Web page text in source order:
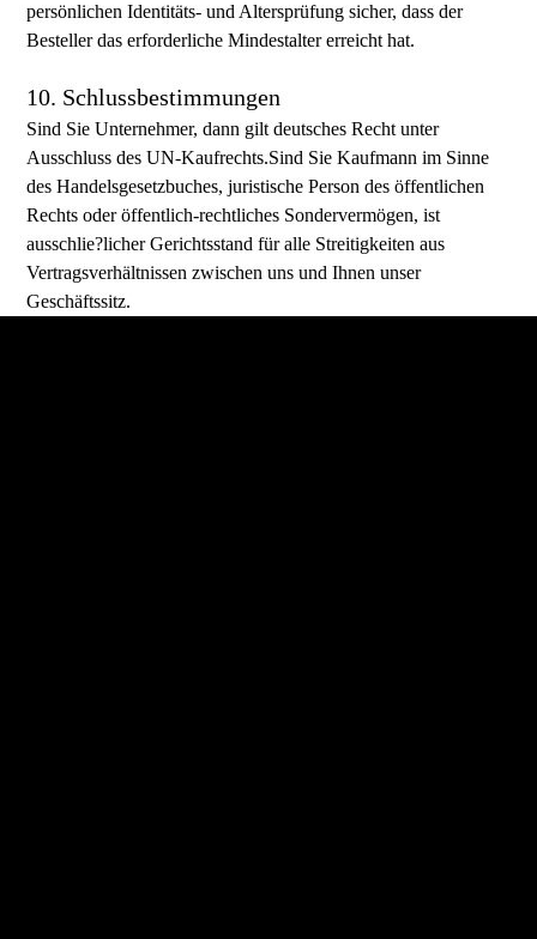
persönlichen Identitäts- und Altersprüfung sicher, dass der
Besteller das erforderliche Mindestalter erreicht hat.
10. Schlussbestimmungen
Sind Sie Unternehmer, dann gilt deutsches Recht unter
Ausschluss des UN-Kaufrechts.Sind Sie Kaufmann im Sinne
des Handelsgesetzbuches, juristische Person des öffentlichen
Rechts oder öffentlich-rechtliches Sondervermögen, ist
ausschlie?licher Gerichtsstand für alle Streitigkeiten aus
Vertragsverhältnissen zwischen uns und Ihnen unser
Geschäftssitz.